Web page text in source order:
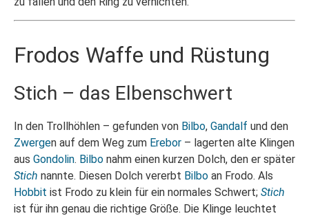
Frodos Waffe und Rüstung
Stich – das Elbenschwert
In den Trollhöhlen – gefunden von Bilbo, Gandalf und den
Zwergen auf dem Weg zum Erebor – lagerten alte Klingen
aus Gondolin. Bilbo nahm einen kurzen Dolch, den er später
Stich nannte. Diesen Dolch vererbt Bilbo an Frodo. Als
Hobbit ist Frodo zu klein für ein normales Schwert; Stich
ist für ihn genau die richtige Größe. Die Klinge leuchtet